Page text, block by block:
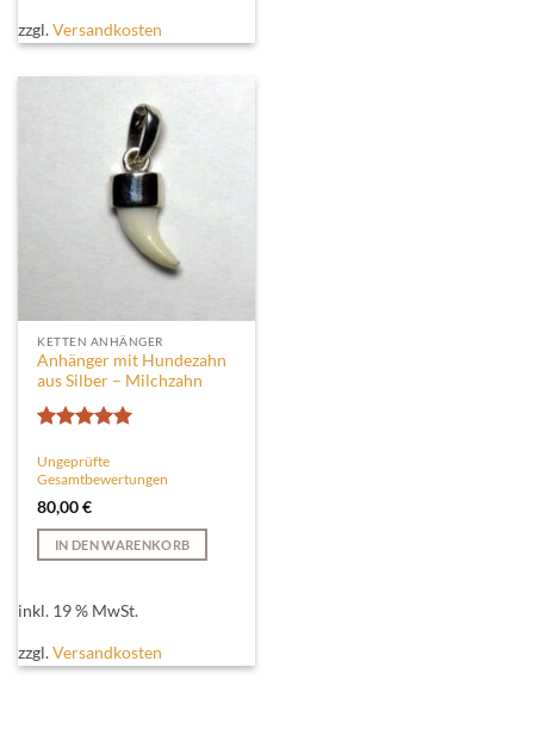
zzgl.Versandkosten
KETTEN ANHÄNGER
Anhänger mit Hundezahn
aus Silber – Milchzahn
mit5von
5
Ungeprüfte
Gesamtbewertungen
80,00€
IN DEN WARENKORB
inkl. 19 % MwSt.
zzgl.Versandkosten